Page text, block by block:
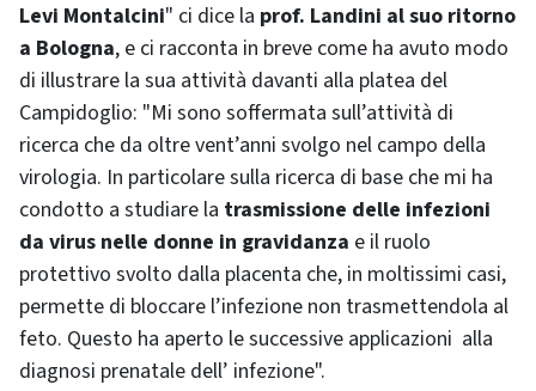
Levi Montalcini" ci dice la prof. Landini al suo ritorno
a Bologna, e ci racconta in breve come ha avuto modo
di illustrare la sua attività davanti alla platea del
Campidoglio: "Mi sono soffermata sull’attività di
ricerca che da oltre vent’anni svolgo nel campo della
virologia. In particolare sulla ricerca di base che mi ha
condotto a studiare la trasmissione delle infezioni
da virus nelle donne in gravidanza e il ruolo
protettivo svolto dalla placenta che, in moltissimi casi,
permette di bloccare l’infezione non trasmettendola al
feto. Questo ha aperto le successive applicazioni alla
diagnosi prenatale dell’ infezione".